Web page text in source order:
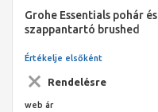
Grohe Essentials pohár és
szappantartó brushed
Rendelésre
Értékelje elsőként
web ár